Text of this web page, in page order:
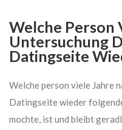
Welche Person
Untersuchung
Datingseite
Welche person viele Jahre
Datingseite wieder
mochte, ist und bleibt